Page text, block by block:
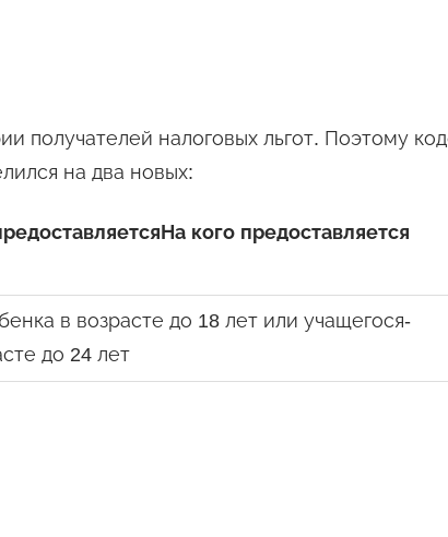
получателей налоговых льгот. Поэтому
на два новых:
На кого предоставляется
в возрасте до 18 лет или учащегося-
до 24 лет